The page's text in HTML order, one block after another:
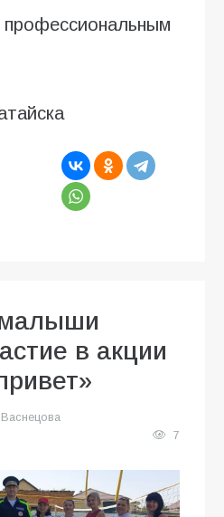
малыши
в акции
7